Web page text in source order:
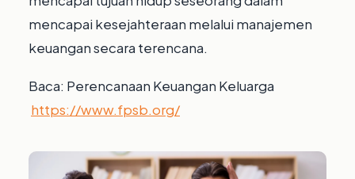
mencapai kesejahteraan melalui manajemen
keuangan secara terencana.
Baca: Perencanaan Keuangan Keluarga
https://www.fpsb.org/